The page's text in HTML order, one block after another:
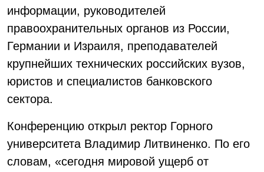
информации, руководителей
правоохранительных органов из России,
Германии и Израиля, преподавателей
крупнейших технических российских вузов,
юристов и специалистов банковского
сектора.
Конференцию открыл ректор Горного
университета Владимир Литвиненко. По его
словам, «сегодня мировой ущерб от